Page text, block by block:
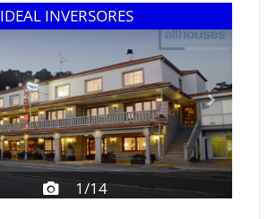
IDEAL INVERSORES
1/14